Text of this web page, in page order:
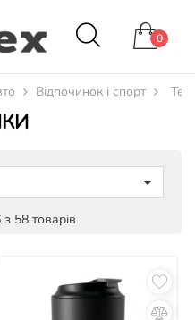
0
Відпочинок і спорт

58 товарів